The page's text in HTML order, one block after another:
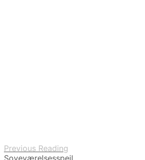
Previous Reading
Soveværelsesspejl